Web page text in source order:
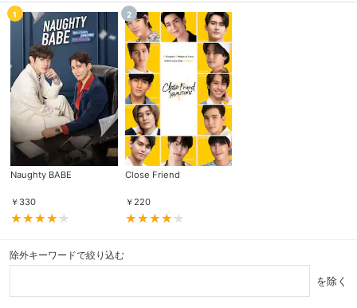
1
Naughty BABE
￥ 330
2
Close Friend
￥ 220
除外キーワードで絞り込む
を除く